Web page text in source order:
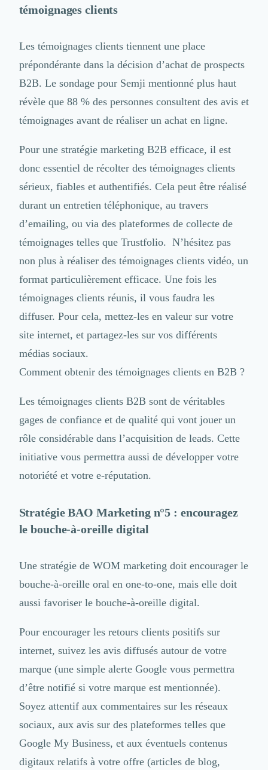
témoignages clients
Les témoignages clients tiennent une place
prépondérante dans la décision d’achat de prospects
B2B. Le sondage pour Semji mentionné plus haut
révèle que 88 % des personnes consultent des avis et
témoignages avant de réaliser un achat en ligne.
Pour une stratégie marketing B2B efficace, il est
donc essentiel de récolter des témoignages clients
sérieux, fiables et authentifiés. Cela peut être réalisé
durant un entretien téléphonique, au travers
d’emailing, ou via des plateformes de collecte de
témoignages telles que Trustfolio. N’hésitez pas
non plus à réaliser des témoignages clients vidéo, un
format particulièrement efficace. Une fois les
témoignages clients réunis, il vous faudra les
diffuser. Pour cela, mettez-les en valeur sur votre
site internet, et partagez-les sur vos différents
médias sociaux.
Comment obtenir des témoignages clients en B2B ?
Les témoignages clients B2B sont de véritables
gages de confiance et de qualité qui vont jouer un
rôle considérable dans l’acquisition de leads. Cette
initiative vous permettra aussi de développer votre
notoriété et votre e-réputation.
Stratégie BAO Marketing n°5 : encouragez
le bouche-à-oreille digital
Une stratégie de WOM marketing doit encourager le
bouche-à-oreille oral en one-to-one, mais elle doit
aussi favoriser le bouche-à-oreille digital.
Pour encourager les retours clients positifs sur
internet, suivez les avis diffusés autour de votre
marque (une simple alerte Google vous permettra
d’être notifié si votre marque est mentionnée).
Soyez attentif aux commentaires sur les réseaux
sociaux, aux avis sur des plateformes telles que
Google My Business, et aux éventuels contenus
digitaux relatifs à votre offre (articles de blog,